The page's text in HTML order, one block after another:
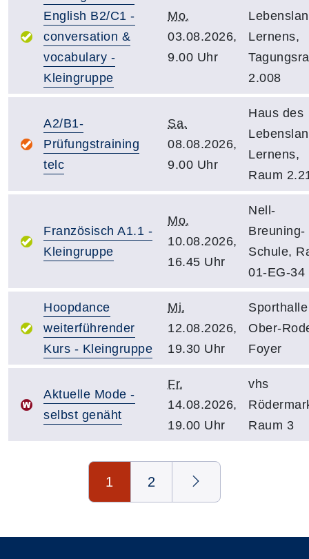
English B2/C1 -
conversation &
vocabulary -
Kleingruppe
Mo.
03.08.2026,
9.00 Uhr
Lernens,
2.008
A2/B1-
Prüfungstraining
telc
Sa.
08.08.2026,
9.00 Uhr
Haus des
Lernens,
Raum
Französisch A1.1 -
Kleingruppe
Mo.
10.08.2026,
16.45 Uhr
Nell-
Breuning-
Schule,
01-EG-34
Hoopdance
weiterführender
Kurs - Kleingruppe
Mi.
12.08.2026,
19.30 Uhr
Sporthalle
Ober-
Foyer
Aktuelle Mode -
selbst genäht
Fr.
14.08.2026,
19.00 Uhr
vhs
Raum 3
1 2